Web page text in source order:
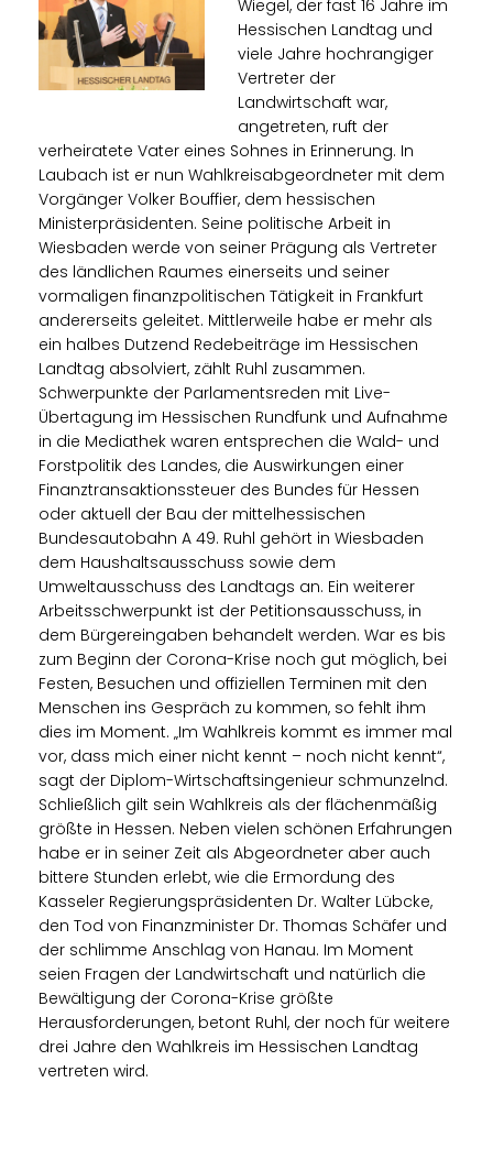
Wiegel, der fast 16 Jahre im
Hessischen Landtag und
viele Jahre hochrangiger
Vertreter der
Landwirtschaft war,
angetreten, ruft der
verheiratete Vater eines Sohnes in Erinnerung. In
Laubach ist er nun Wahlkreisabgeordneter mit dem
Vorgänger Volker Bouffier, dem hessischen
Ministerpräsidenten. Seine politische Arbeit in
Wiesbaden werde von seiner Prägung als Vertreter
des ländlichen Raumes einerseits und seiner
vormaligen finanzpolitischen Tätigkeit in Frankfurt
andererseits geleitet. Mittlerweile habe er mehr als
ein halbes Dutzend Redebeiträge im Hessischen
Landtag absolviert, zählt Ruhl zusammen.
Schwerpunkte der Parlamentsreden mit Live-
Übertagung im Hessischen Rundfunk und Aufnahme
in die Mediathek waren entsprechen die Wald- und
Forstpolitik des Landes, die Auswirkungen einer
Finanztransaktionssteuer des Bundes für Hessen
oder aktuell der Bau der mittelhessischen
Bundesautobahn A 49. Ruhl gehört in Wiesbaden
dem Haushaltsausschuss sowie dem
Umweltausschuss des Landtags an. Ein weiterer
Arbeitsschwerpunkt ist der Petitionsausschuss, in
dem Bürgereingaben behandelt werden. War es bis
zum Beginn der Corona-Krise noch gut möglich, bei
Festen, Besuchen und offiziellen Terminen mit den
Menschen ins Gespräch zu kommen, so fehlt ihm
dies im Moment. „Im Wahlkreis kommt es immer mal
vor, dass mich einer nicht kennt – noch nicht kennt“,
sagt der Diplom-Wirtschaftsingenieur schmunzelnd.
Schließlich gilt sein Wahlkreis als der flächenmäßig
größte in Hessen. Neben vielen schönen Erfahrungen
habe er in seiner Zeit als Abgeordneter aber auch
bittere Stunden erlebt, wie die Ermordung des
Kasseler Regierungspräsidenten Dr. Walter Lübcke,
den Tod von Finanzminister Dr. Thomas Schäfer und
der schlimme Anschlag von Hanau. Im Moment
seien Fragen der Landwirtschaft und natürlich die
Bewältigung der Corona-Krise größte
Herausforderungen, betont Ruhl, der noch für weitere
drei Jahre den Wahlkreis im Hessischen Landtag
vertreten wird.